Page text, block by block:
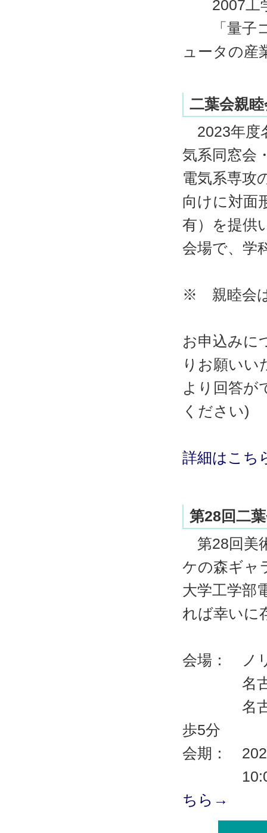
2007工学
「量子コ
ュータの産
二葉会親
2023年度
気系同窓会
電気系専攻
向けに対面
有）を提供
会場で、学
※ 親睦会
お申込みに
りお願いい
より回答が
ください)
詳細はこち
第28回二
第28回美
ケの森ギャ
大学工学部
れば幸いに
会場： ノ
名古屋
名古屋駅
歩5分
会期：
10:00～
ちら→